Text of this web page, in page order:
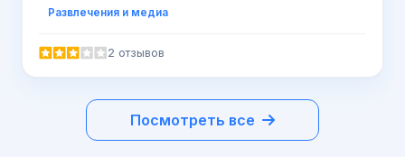
Развлечения и медиа
2 отзывов
Посмотреть все